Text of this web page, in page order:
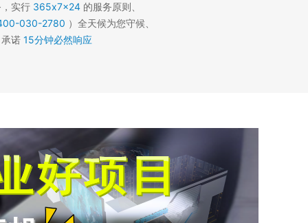
实行 365x7x24 的服务原则、
030-2780 ）全天候为您守候、
诺 15分钟必然响应